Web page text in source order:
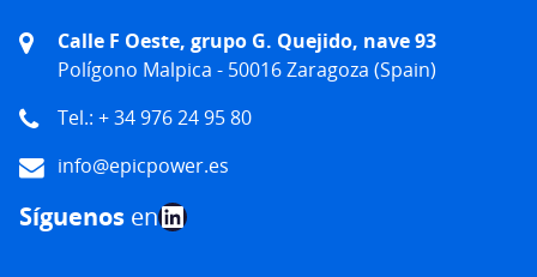
Calle F Oeste, grupo G. Quejido, nave 93
Polígono Malpica - 50016 Zaragoza (Spain)
Tel.: + 34 976 24 95 80
info@epicpower.es
Síguenos enLinkedIn